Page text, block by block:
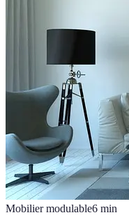
Mobilier modulable6 min